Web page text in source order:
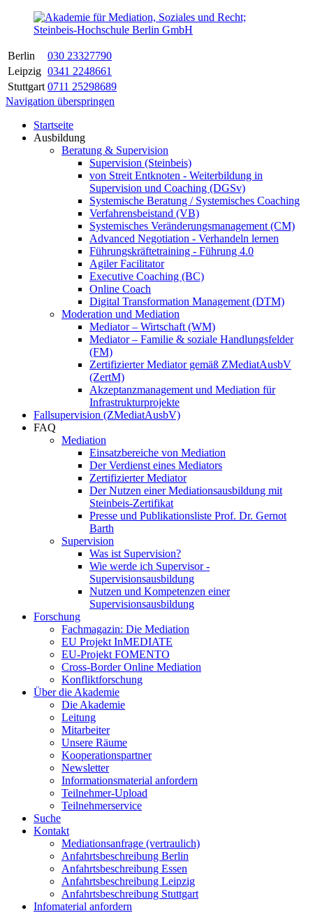
Berlin
030 23327790
Leipzig 0341 2248661
Stuttgart 0711 25298689
Navigation überspringen
Startseite
Ausbildung
Beratung & Supervision
Supervision (Steinbeis)
von Streit Entknoten - Weiterbildung in
Supervision und Coaching (DGSv)
Systemische Beratung / Systemisches Coaching
Verfahrensbeistand (VB)
Systemisches Veränderungsmanagement (CM)
Advanced Negotiation - Verhandeln lernen
Führungskräftetraining - Führung 4.0
Agiler Facilitator
Executive Coaching (BC)
Online Coach
Digital Transformation Management (DTM)
Moderation und Mediation
Mediator – Wirtschaft (WM)
Mediator – Familie & soziale Handlungsfelder
(FM)
Zertifizierter Mediator gemäß ZMediatAusbV
(ZertM)
Akzeptanzmanagement und Mediation für
Infrastrukturprojekte
Fallsupervision (ZMediatAusbV)
FAQ
Mediation
Einsatzbereiche von Mediation
Der Verdienst eines Mediators
Zertifizierter Mediator
Der Nutzen einer Mediationsausbildung mit
Steinbeis-Zertifikat
Presse und Publikationsliste Prof. Dr. Gernot
Barth
Supervision
Was ist Supervision?
Wie werde ich Supervisor -
Supervisionsausbildung
Nutzen und Kompetenzen einer
Supervisionsausbildung
Forschung
Fachmagazin: Die Mediation
EU Projekt InMEDIATE
EU-Projekt FOMENTO
Cross-Border Online Mediation
Konfliktforschung
Über die Akademie
Die Akademie
Leitung
Mitarbeiter
Unsere Räume
Kooperationspartner
Newsletter
Informationsmaterial anfordern
Teilnehmer-Upload
Teilnehmerservice
Suche
Kontakt
Mediationsanfrage (vertraulich)
Anfahrtsbeschreibung Berlin
Anfahrtsbeschreibung Essen
Anfahrtsbeschreibung Leipzig
Anfahrtsbeschreibung Stuttgart
Infomaterial anfordern